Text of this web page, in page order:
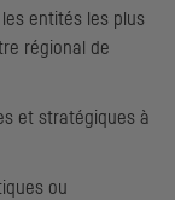
entités les plus
régional de
et stratégiques à
ou